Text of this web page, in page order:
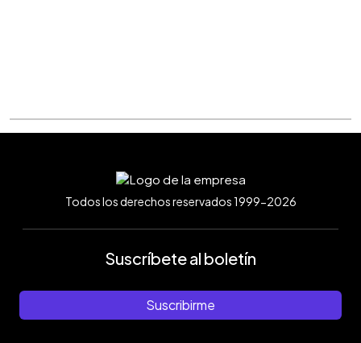
Todos los derechos reservados 1999-2026
Suscríbete al boletín
Suscribirme